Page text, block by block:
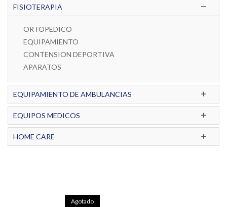
FISIOTERAPIA
ORTOPEDICO
EQUIPAMIENTO
CONTENSION DEPORTIVA
APARATOS
EQUIPAMIENTO DE AMBULANCIAS
EQUIPOS MEDICOS
HOME CARE
Agotado